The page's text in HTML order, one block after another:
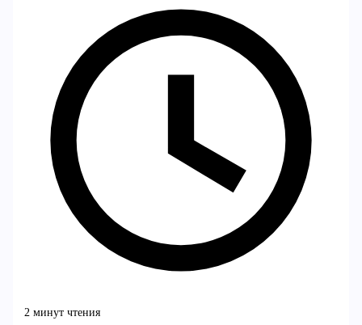
2 минут чтения